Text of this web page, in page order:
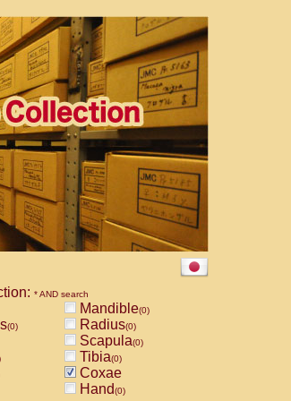
* AND search
Mandible(0)
(0) Radius(0)
Scapula(0)
Tibia(0)
Coxae
Hand(0)